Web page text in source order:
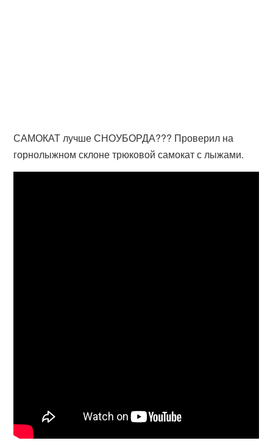
САМОКАТ лучше СНОУБОРДА??? Проверил на
горнолыжном склоне трюковой самокат с лыжами.